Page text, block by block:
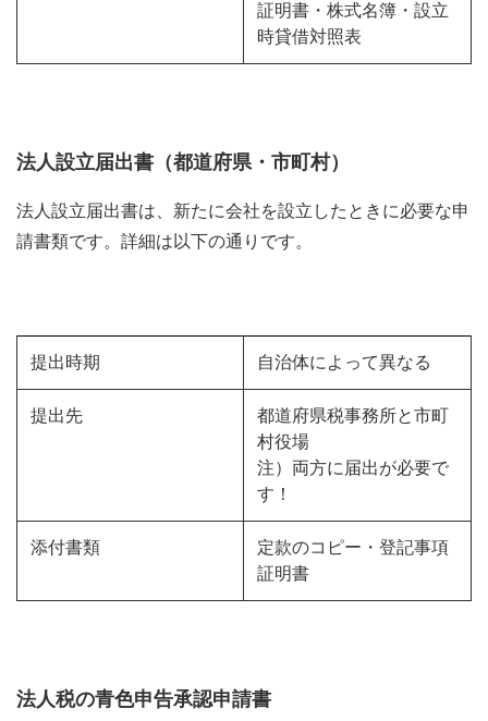
証明書・株式名簿・設立
時貸借対照表
法人設立届出書（都道府県・市町村）
法人設立届出書は、新たに会社を設立したときに必要な申
請書類です。詳細は以下の通りです。
提出時期 自治体によって異なる
提出先
都道府県税事務所と市町
村役場
注）両方に届出が必要で
す！
添付書類
定款のコピー・登記事項
証明書
法人税の青色申告承認申請書